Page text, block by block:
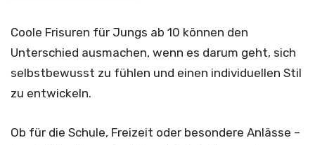
Coole Frisuren für Jungs ab 10 können den
Unterschied ausmachen, wenn es darum geht, sich
selbstbewusst zu fühlen und einen individuellen Stil
zu entwickeln.
Ob für die Schule, Freizeit oder besondere Anlässe –